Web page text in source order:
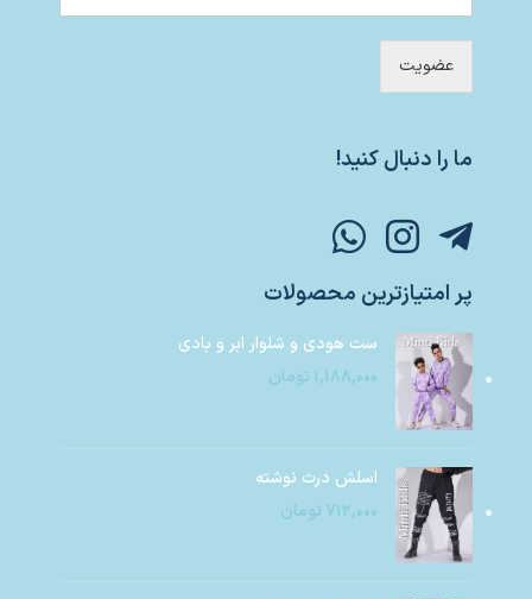
عضویت
ما را دنبال کنید!
پر امتیازترین محصولات
ست هودی و شلوار ابر و بادی
۱,۱۸۸,۰۰۰ تومان
اسلش درث نوشته
۷۱۲,۰۰۰ تومان